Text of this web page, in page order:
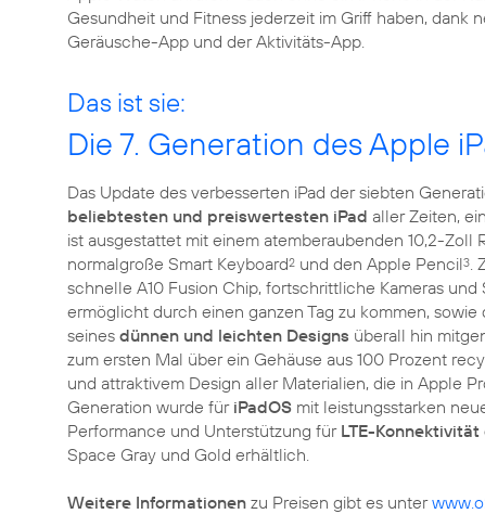
Gesundheit und Fitness jederzeit im Griff haben,
Geräusche-App und der Aktivitäts-App.
Das ist sie:
Die 7. Generation des Apple
Das Update des verbesserten iPad der siebten
beliebtesten und preiswertesten iPad aller Zeiten,
ist ausgestattet mit einem atemberaubenden 10,2-Zoll
normalgroße Smart Keyboard2 und den Apple Pencil3.
schnelle A10 Fusion Chip, fortschrittliche Kameras
ermöglicht durch einen ganzen Tag zu kommen,
seines dünnen und leichten Designs überall hin
zum ersten Mal über ein Gehäuse aus 100 Prozent
und attraktivem Design aller Materialien, die in Apple
Generation wurde für iPadOS mit leistungsstarken
Performance und Unterstützung für LTE-
Space Gray und Gold erhältlich.
Weitere Informationen zu Preisen gibt es unter